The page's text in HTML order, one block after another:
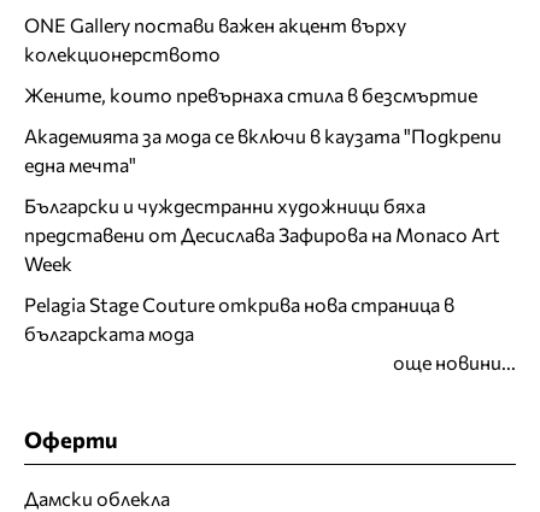
ONE Gallery постави важен акцент върху
колекционерството
Жените, които превърнаха стила в безсмъртие
Академията за мода се включи в каузата "Подкрепи
една мечта"
Български и чуждестранни художници бяха
представени от Десислава Зафирова на Monaco Art
Week
Pelagia Stage Couture открива нова страница в
българската мода
още новини...
Оферти
Дамски облекла